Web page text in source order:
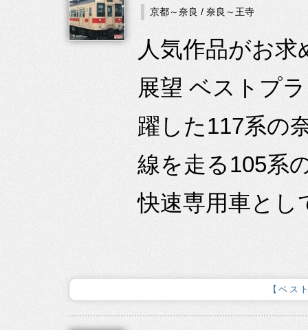
京都～奈良 / 奈良～王寺
人気作品がお
展望 ベストプ
躍した117系の
線を走る105系
快速専用車とし
【ベス